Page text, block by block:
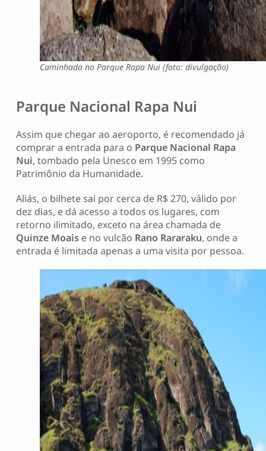
Caminhada no Parque Rapa Nui (foto: divulgação)
Parque Nacional Rapa Nui
Assim que chegar ao aeroporto, é recomendado já
comprar a entrada para o Parque Nacional Rapa
Nui, tombado pela Unesco em 1995 como
Patrimônio da Humanidade.
Aliás, o bilhete sai por cerca de R$ 270, válido por
dez dias, e dá acesso a todos os lugares, com
retorno ilimitado, exceto na área chamada de
Quinze Moaise no vulcão Rano Rararaku, onde a
entrada é limitada apenas a uma visita por pessoa.